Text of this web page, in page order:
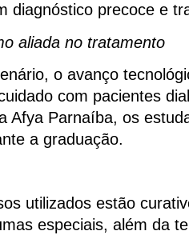
diagnóstico precoce e
aliada no tratamento
o avanço
com pacientes
Afya Parnaíba, os
a graduação.
utilizados estão
especiais, além da